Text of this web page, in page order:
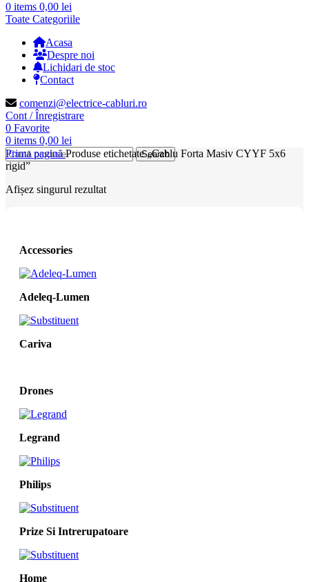
0 items 0,00 lei
Toate Categoriile
Acasa
Despre noi
Lichidari de stoc
Contact
comenzi@electrice-cabluri.ro
Cont / Înregistrare
0 Favorite
0 items 0,00 lei
Search
Prima paginăProduse etichetate „Cablu Forta Masiv CYYF 5x6
rigid”
Afișez singurul rezultat
Accessories
Adeleq-Lumen
Cariva
Drones
Legrand
Philips
Prize Si Intrerupatoare
Home